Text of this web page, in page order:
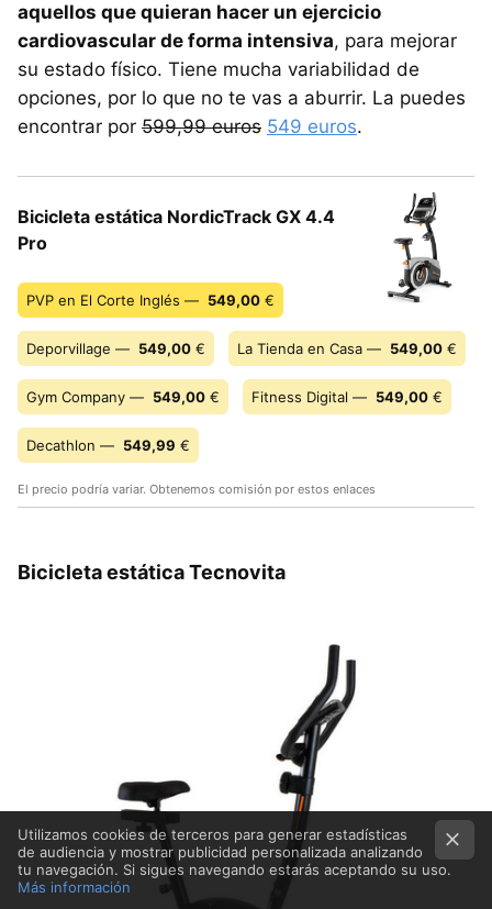
aquellos que quieran hacer un ejercicio
cardiovascular de forma intensiva, para mejorar
su estado físico. Tiene mucha variabilidad de
opciones, por lo que no te vas a aburrir. La puedes
encontrar por 599,99 euros 549 euros.
Bicicleta estática NordicTrack GX 4.4
Pro
PVP en El Corte Inglés — 549,00 €
Deporvillage — 549,00 € La Tienda en Casa — 549,00 €
Gym Company — 549,00 € Fitness Digital — 549,00 €
Decathlon — 549,99 €
El precio podría variar. Obtenemos comisión por estos enlaces
Bicicleta estática Tecnovita
Utilizamos cookies de terceros para generar estadísticas
de audiencia y mostrar publicidad personalizada analizando
tu navegación. Si sigues navegando estarás aceptando su uso.
Más información